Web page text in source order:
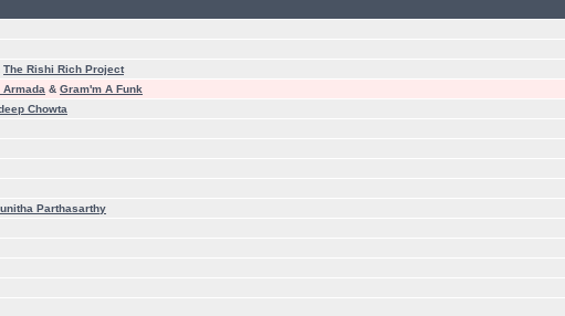
The Rishi Rich Project
Armada & Gram'm A Funk
Chowta
Parthasarthy